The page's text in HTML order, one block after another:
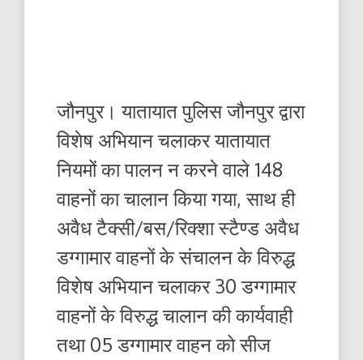
जौनपुर। यातायात पुलिस जौनपुर द्वारा
विशेष अभियान चलाकर यातायात
नियमों का पालन न करने वाले 148
वाहनों का चालान किया गया, साथ ही
अवैध टैक्सी/बस/रिक्शा स्टैण्ड अवैध
डग्गामार वाहनों के संचालन के विरुद्ध
विशेष अभियान चलाकर 30 डग्गामार
वाहनों के विरुद्ध चालान की कार्यवाही
तथा 05 डग्गामार वाहन को सीज